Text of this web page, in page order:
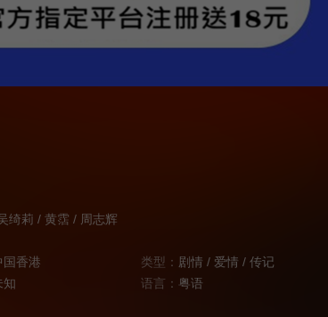
绮莉 / 黄霑 / 周志辉
国香港 类型： 剧情 / 爱情 / 传记
知 语言： 粤语